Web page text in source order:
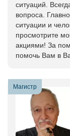
ситуаций.
вопроса.
ситуации и
просмотрите
акциями! За
помочь Вам в
Магистр